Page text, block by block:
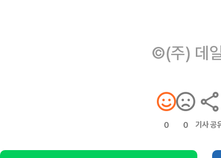
©(주) 데
0 0 기사 공